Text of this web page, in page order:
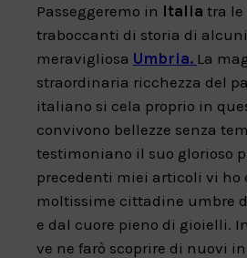
Passeggeremo in Italia tra le
traboccanti di storia di
meravigliosa Umbria. La
straordinaria ricchezza del
italiano si cela proprio in
convivono bellezze senza
testimoniano il suo glorioso
precedenti miei articoli vi ho
moltissime cittadine umbre
e dal cuore pieno di gioielli.
ve ne farò scoprire di nuovi